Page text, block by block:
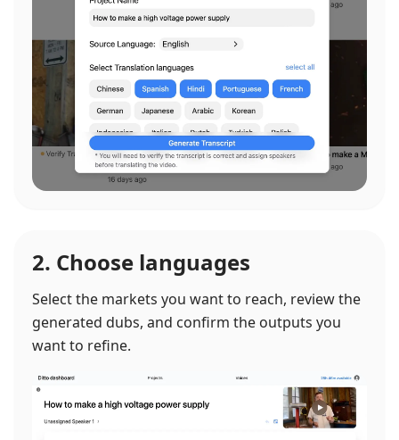
2. Choose languages
Select the markets you want to reach, review the
generated dubs, and confirm the outputs you
want to refine.